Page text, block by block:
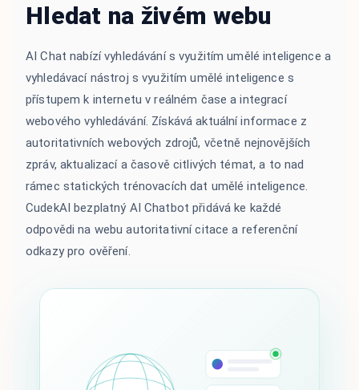
Hledat na živém webu
AI Chat nabízí vyhledávání s využitím umělé inteligence a
vyhledávací nástroj s využitím umělé inteligence s
přístupem k internetu v reálném čase a integrací
webového vyhledávání. Získává aktuální informace z
autoritativních webových zdrojů, včetně nejnovějších
zpráv, aktualizací a časově citlivých témat, a to nad
rámec statických trénovacích dat umělé inteligence.
CudekAI bezplatný AI Chatbot přidává ke každé
odpovědi na webu autoritativní citace a referenční
odkazy pro ověření.